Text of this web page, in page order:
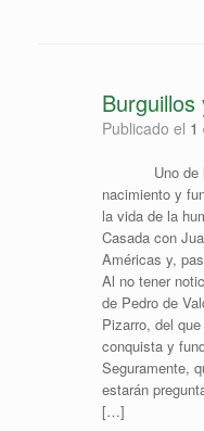
Publicado el 1
Uno de los
nacimiento y
la vida de la
Casada con
Américas y,
Al no tener
de Pedro de
Pizarro, del
conquista y
Seguramente,
estarán
[…]